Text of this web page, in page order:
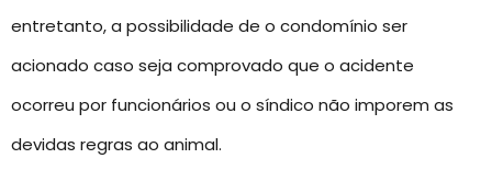
entretanto, a possibilidade de o condomínio ser
acionado caso seja comprovado que o acidente
ocorreu por funcionários ou o síndico não imporem as
devidas regras ao animal.